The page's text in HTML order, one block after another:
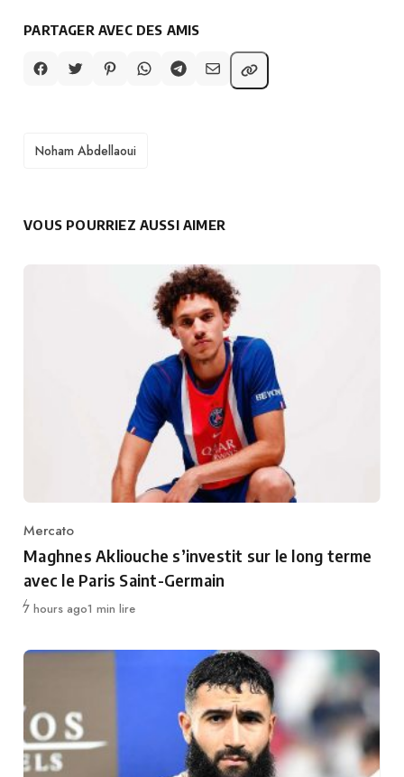
PARTAGER AVEC DES AMIS
TAGS
Noham Abdellaoui
VOUS POURRIEZ AUSSI AIMER
Category
Mercato
Maghnes Akliouche s’investit sur le long terme
avec le Paris Saint-Germain
Publié
7 hours ago1 min lire